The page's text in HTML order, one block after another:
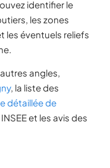
identifier le
les zones
les éventuels reliefs
angles,
, la liste des
détaillée de
et les avis des